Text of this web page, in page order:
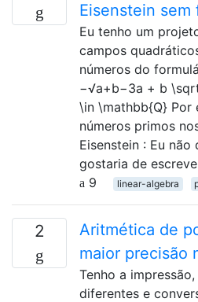
Eisenstein
Eu tenho um
campos
números do
−√a+b−3a + b
\in \mathbb{Q} Por
números primos
Eisenstein : Eu não
gostaria de
9
linear-algebra
2
Aritmética de
maior precisão
Tenho a
diferentes e